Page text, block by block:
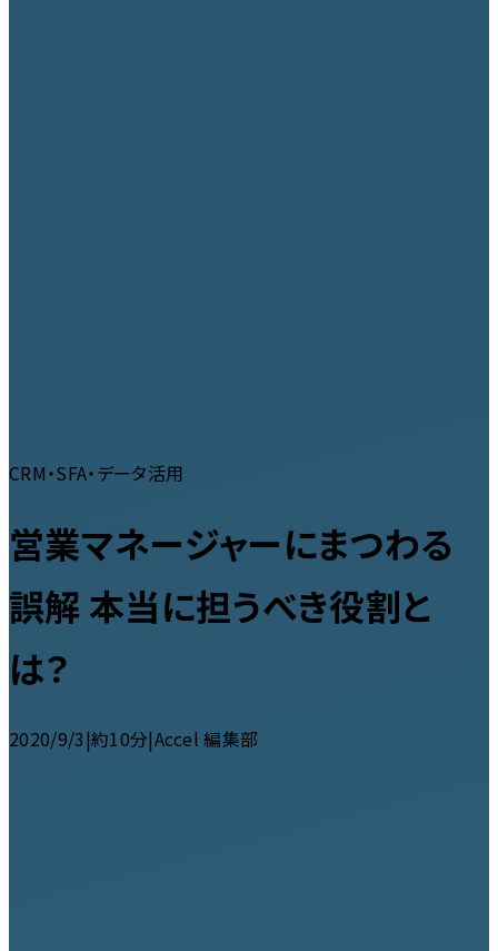
CRM・SFA・データ活用
営業マネージャーにまつわる
誤解 本当に担うべき役割と
は？
2020/9/3|約10分|Accel 編集部